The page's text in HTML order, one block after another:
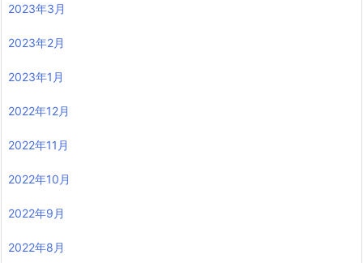
2023年3月
2023年2月
2023年1月
2022年12月
2022年11月
2022年10月
2022年9月
2022年8月